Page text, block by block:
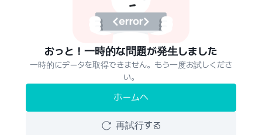
おっと！一時的な問題が発生しました
一時的にデータを取得できません。もう一度お試しくださ
い。
ホームへ
再試行する